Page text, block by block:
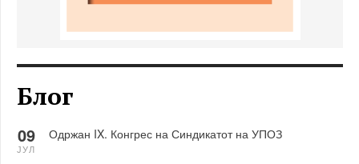
Блог
Одржан IX. Конгрес на Синдикатот на УПОЗ
09
ЈУЛ